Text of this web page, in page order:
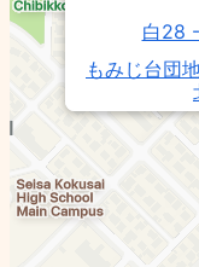
白28
もみじ台団